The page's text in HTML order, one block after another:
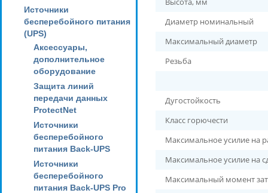
Источники
бесперебойного питания
(UPS)
Аксессуары,
дополнительное
оборудование
Защита линий
передачи данных
ProtectNet
Источники
бесперебойного
питания Back-UPS
Источники
бесперебойного
питания Back-UPS Pro
Диаметр номинальный
Максимальный диаметр
Резьба
Дугостойкость
Класс горючести
Максимальное усилие на
Максимальное усилие на
Максимальный момент